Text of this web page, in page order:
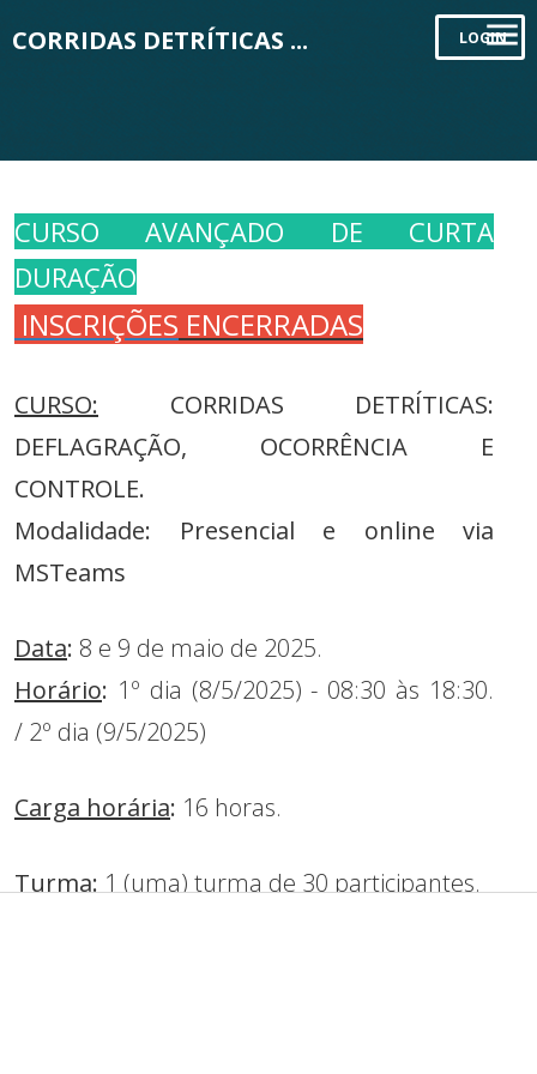
CORRIDAS DETRÍTICAS ... LOGIN
CURSO AVANÇADO DE CURTA
DURAÇÃO
INSCRIÇÕES ENCERRADAS
CURSO: CORRIDAS DETRÍTICAS:
DEFLAGRAÇÃO, OCORRÊNCIA E
CONTROLE.
Modalidade: Presencial e online via
MSTeams
Data: 8 e 9 de maio de 2025.
Horário: 1º dia (8/5/2025) - 08:30 às 18:30.
/ 2º dia (9/5/2025)
Carga horária: 16 horas.
Turma: 1 (uma) turma de 30 participantes.